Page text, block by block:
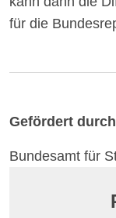
für die
Gefördert
Bundesamt für